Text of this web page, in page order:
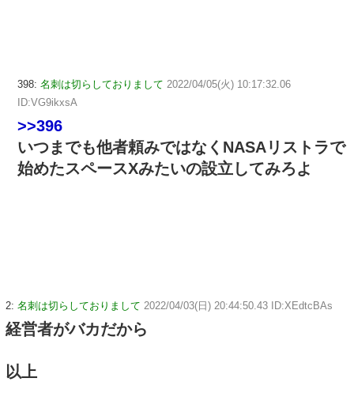
398: 名刺は切らしておりまして 2022/04/05(火) 10:17:32.06
ID:VG9ikxsA
>>396
いつまでも他者頼みではなくNASAリストラで
始めたスペースXみたいの設立してみろよ
2: 名刺は切らしておりまして 2022/04/03(日) 20:44:50.43 ID:XEdtcBAs
経営者がバカだから
以上